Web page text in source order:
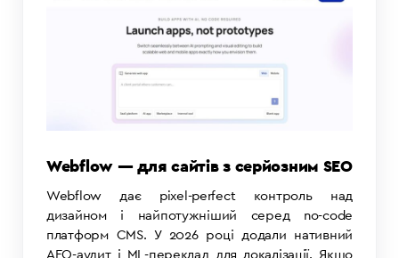
Webflow — для сайтів з серйозним SEO
Webflow дає pixel-perfect контроль над
дизайном і найпотужніший серед no-code
платформ CMS. У 2026 році додали нативний
AEO-аудит і ML-переклад для локалізації. Якщо